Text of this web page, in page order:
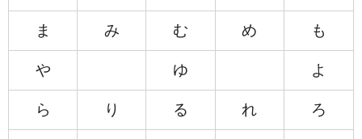
ま み む め も
や ゆ よ
ら り る れ ろ